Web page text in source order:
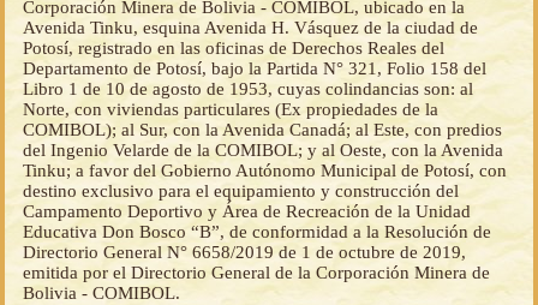
Corporación Minera de Bolivia - COMIBOL, ubicado en la
Avenida Tinku, esquina Avenida H. Vásquez de la ciudad de
Potosí, registrado en las oficinas de Derechos Reales del
Departamento de Potosí, bajo la Partida N° 321, Folio 158 del
Libro 1 de 10 de agosto de 1953, cuyas colindancias son: al
Norte, con viviendas particulares (Ex propiedades de la
COMIBOL); al Sur, con la Avenida Canadá; al Este, con predios
del Ingenio Velarde de la COMIBOL; y al Oeste, con la Avenida
Tinku; a favor del Gobierno Autónomo Municipal de Potosí, con
destino exclusivo para el equipamiento y construcción del
Campamento Deportivo y Área de Recreación de la Unidad
Educativa Don Bosco “B”, de conformidad a la Resolución de
Directorio General N° 6658/2019 de 1 de octubre de 2019,
emitida por el Directorio General de la Corporación Minera de
Bolivia - COMIBOL.